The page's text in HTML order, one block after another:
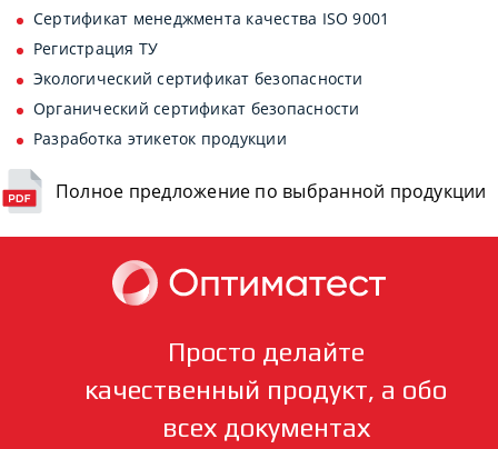
Сертификат менеджмента качества ISO 9001
Регистрация ТУ
Экологический сертификат безопасности
Органический сертификат безопасности
Разработка этикеток продукции
Полное предложение по выбранной продукции
Просто делайте
качественный продукт, а обо
всех документах